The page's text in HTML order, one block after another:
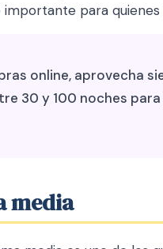
para
online, aprovecha
30 y 100 noches
media